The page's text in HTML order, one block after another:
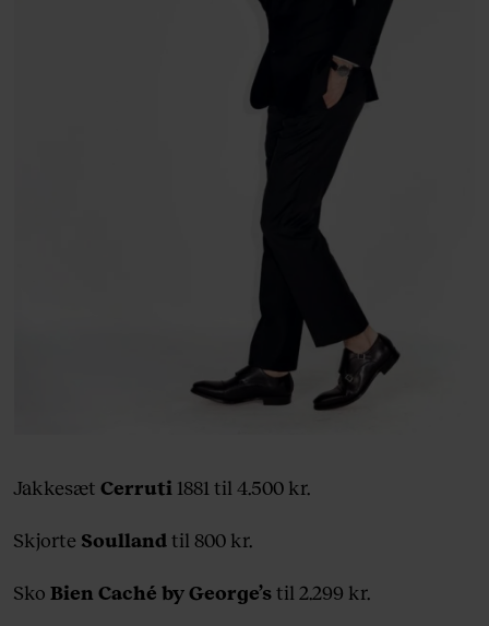
Jakkesæt Cerruti 1881 til 4.500 kr.
Skjorte Soullandtil 800 kr.
Sko Bien Caché by George’stil 2.299 kr.